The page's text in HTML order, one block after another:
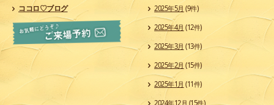
ココロ♡ブログ
2025年5月 (9件)
2025年4月 (12件)
2025年3月 (13件)
2025年2月 (15件)
2025年1月 (11件)
2024年12月 (15件)